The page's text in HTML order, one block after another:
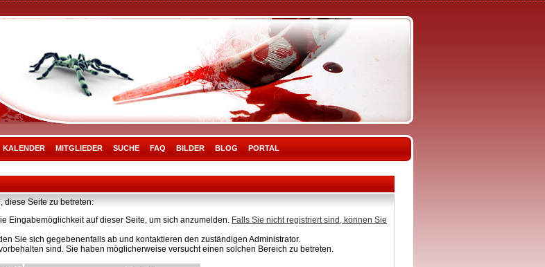
KALENDER MITGLIEDER SUCHE FAQ BILDER BLOG PORTAL
diese Seite zu betreten:
Eingabemöglichkeit auf dieser Seite, um sich anzumelden. Falls Sie nicht registriert sind, können Sie
Sie sich gegebenenfalls ab und kontaktieren den zuständigen Administrator.
sind. Sie haben möglicherweise versucht einen solchen Bereich zu betreten.